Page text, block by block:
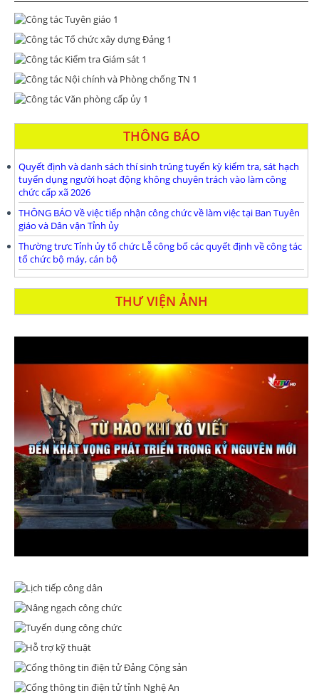
THÔNG BÁO
Quyết định và danh sách thí sinh trúng tuyển kỳ kiểm tra, sát hạch
tuyển dụng người hoạt động không chuyên trách vào làm công
chức cấp xã 2026
THÔNG BÁO Về việc tiếp nhận công chức về làm việc tại Ban Tuyên
giáo và Dân vận Tỉnh ủy
Thường trưc Tỉnh ủy tổ chức Lễ công bố các quyết định về công tác
tổ chức bộ máy, cán bộ
THƯ VIỆN ẢNH